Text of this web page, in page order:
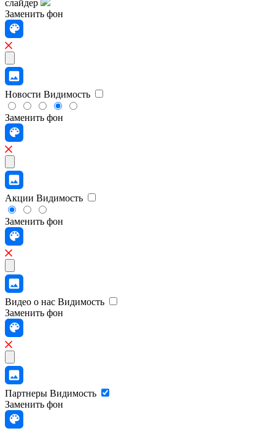
слайдер
Заменить фон
Новости Видимость
Заменить фон
Акции Видимость
Заменить фон
Видео о нас Видимость
Заменить фон
Партнеры Видимость
Заменить фон